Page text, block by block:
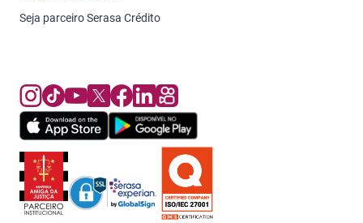
Seja parceiro Serasa Crédito